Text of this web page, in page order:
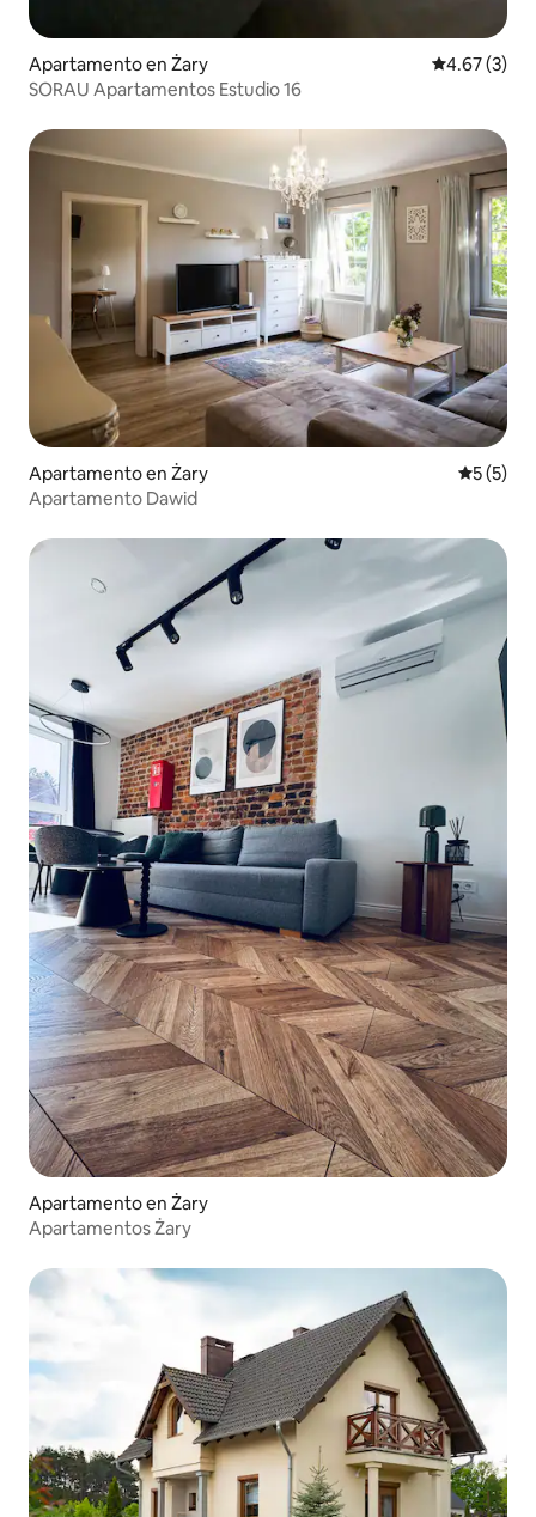
Apartamento en Żary Calificación
4.67 (3)
SORAU Apartamentos Estudio 16
Apartamento en Żary
5 (5)
Apartamento Dawid
Apartamento en Żary
Apartamentos Żary